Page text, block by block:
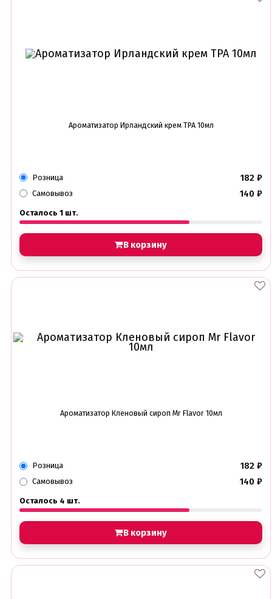
Ароматизатор Ирландский крем TPA 10мл
Розница 182 ₽
Самовывоз 140 ₽
Осталось 1 шт.
В корзину
Ароматизатор Кленовый сироп Mr Flavor 10мл
Розница 182 ₽
Самовывоз 140 ₽
Осталось 4 шт.
В корзину